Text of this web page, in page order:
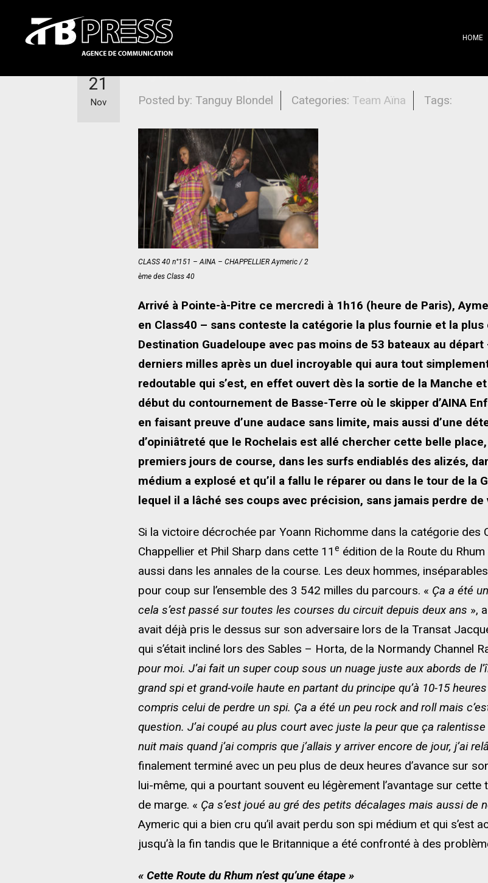
HOME
Aymeric Chappellier, magnifique 2e !
Posted by: Tanguy Blondel Categories: Team Aïna Tags:
21
Nov
CLASS 40 n°151 – AINA – CHAPPELLIER Aymeric / 2
ème des Class 40
Arrivé à Pointe-à-Pitre ce mercredi à 1h16 (heure de Paris),
en Class40 – sans conteste la catégorie la plus fournie et la
Destination Guadeloupe avec pas moins de 53 bateaux au
derniers milles après un duel incroyable qui aura tout
redoutable qui s’est, en effet ouvert dès la sortie de la Manche
début du contournement de Basse-Terre où le skipper d’AINA
en faisant preuve d’une audace sans limite, mais aussi d’une
d’opiniâtreté que le Rochelais est allé chercher cette belle
premiers jours de course, dans les surfs endiablés des alizés,
médium a explosé et qu’il a fallu le réparer ou dans le tour de la
lequel il a lâché ses coups avec précision, sans jamais perdre
Si la victoire décrochée par Yoann Richomme dans la catégorie
Chappellier et Phil Sharp dans cette 11 e édition de la Route du
aussi dans les annales de la course. Les deux hommes,
pour coup sur l’ensemble des 3 542 milles du parcours. « Ça a été
cela s’est passé sur toutes les courses du circuit depuis deux ans »,
avait déjà pris le dessus sur son adversaire lors de la Transat
qui s’était incliné lors des Sables – Horta, de la Normandy Channel
pour moi. J’ai fait un super coup sous un nuage juste aux abords de
grand spi et grand-voile haute en partant du principe qu’à 10-15
compris celui de perdre un spi. Ça a été un peu rock and roll mais
question. J’ai coupé au plus court avec juste la peur que ça
nuit mais quand j’ai compris que j’allais y arriver encore de jour, j’ai
finalement terminé avec un peu plus de deux heures d’avance sur
lui-même, qui a pourtant souvent eu légèrement l’avantage sur
de marge. « Ça s’est joué au gré des petits décalages mais aussi de
Aymeric qui a bien cru qu’il avait perdu son spi médium et qui s’est
jusqu’à la fin tandis que le Britannique a été confronté à des
« Cette Route du Rhum n’est qu’une étape »